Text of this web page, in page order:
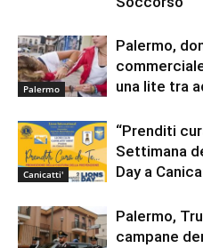
Palermo
Palermo,
una lite tra
Canicatti'
“Prenditi
Settimana
Day a
Palermo,
campane